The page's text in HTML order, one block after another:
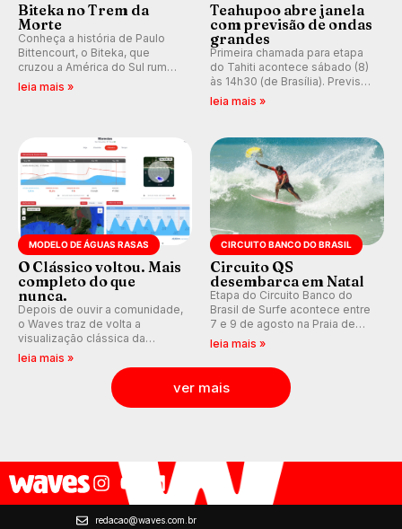
Biteka no Trem da
Morte
Conheça a história de Paulo
Bittencourt, o Biteka, que
cruzou a América do Sul rumo
ao Pacífico em uma jornada
leia mais »
Teahupoo abre janela
com previsão de ondas
grandes
Primeira chamada para etapa
do Tahiti acontece sábado (8)
às 14h30 (de Brasília). Previsão
indica swell consistente.
Kelly Slater convidado.
leia mais »
MODELO DE ÁGUAS RASAS
O Clássico voltou. Mais
completo do que
nunca.
Depois de ouvir a comunidade,
o Waves traz de volta a
visualização clássica da
previsão de águas rasas,
agora integrada à nova
plataforma e com previsão das
ondas para até 16 dias.
leia mais »
CIRCUITO BANCO DO BRASIL
Circuito QS
desembarca em Natal
Etapa do Circuito Banco do
Brasil de Surfe acontece entre
7 e 9 de agosto na Praia de
Miami (RN), em disputas
(QS) 4.000 e pela corrida por
vagas no Challenger Series.
leia mais »
ver mais
redacao@waves.com.br